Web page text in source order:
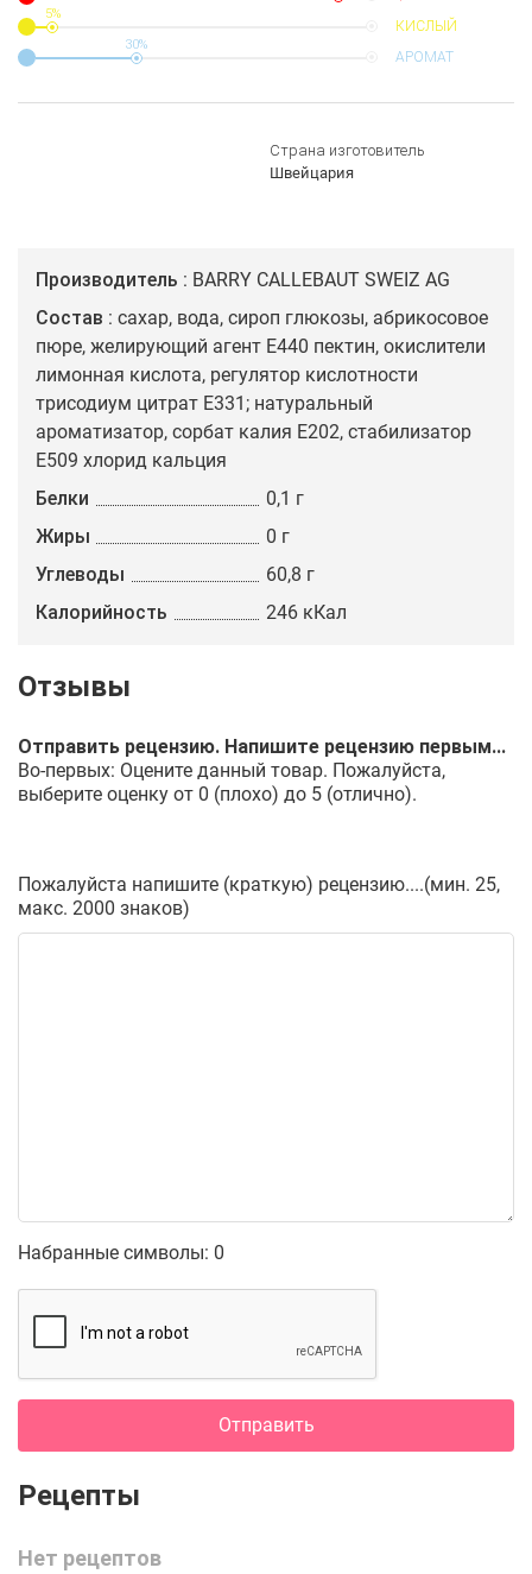
5%
КИСЛЫЙ
30%
АРОМАТ
Страна изготовитель
Швейцария
Производитель
BARRY CALLEBAUT SWEIZ AG
Состав
сахар, вода, сироп глюкозы, абрикосовое
пюре, желирующий агент Е440 пектин, окислители
лимонная кислота, регулятор кислотности
трисодиум цитрат Е331; натуральный
ароматизатор, сорбат калия Е202, стабилизатор
Е509 хлорид кальция
Белки
0,1 г
Жиры
0 г
Углеводы
60,8 г
Калорийность
246 кКал
Отправить рецензию. Напишите рецензию первым...
Во-первых: Оцените данный товар. Пожалуйста,
выберите оценку от 0 (плохо) до 5 (отлично).
Пожалуйста напишите (краткую) рецензию....(мин. 25,
макс. 2000 знаков)
Набранные символы: 0
Отправить
Нет рецептов